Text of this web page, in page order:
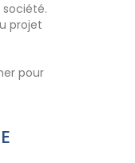
projet
pour